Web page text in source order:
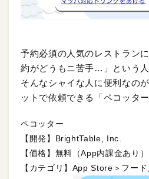
予約必須の人気のレストラン
約がどうもニ苦手…」という人
そんなシャイな人に便利なの
ットで依頼できる「ペコッター
ペコッター
【開発】BrightTable, Inc.
【価格】無料（App内課金あり）
【カテゴリ】App Store＞フー